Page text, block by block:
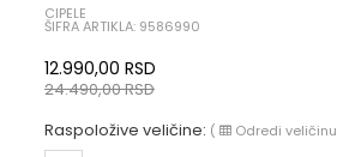
CIPELE
ŠIFRA ARTIKLA: 9586990
12.990,00 RSD
24.490,00RSD
Raspoložive veličine: ( Odredi veličinu